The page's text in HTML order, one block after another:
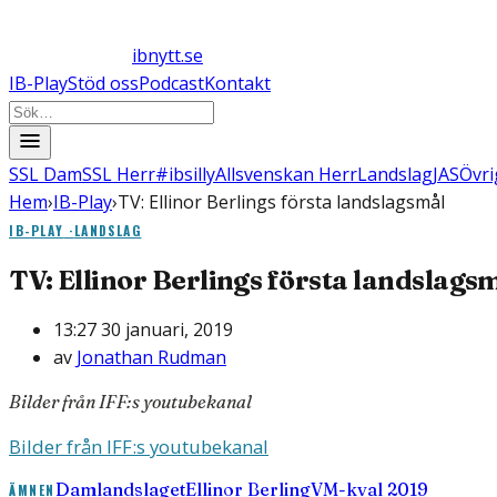
ibnytt.se
IB-PlayStöd ossPodcastKontakt
SSL DamSSL Herr#ibsillyAllsvenskan HerrLandslagJAS
Hem›IB-Play›TV: Ellinor Berlings första landslagsmål
IB-PLAY ·LANDSLAG
TV: Ellinor Berlings första
13:27 30 januari, 2019
av Jonathan Rudman
Bilder från IFF:s youtubekanal
Bilder från IFF:s youtubekanal
ÄMNENDamlandslagetEllinor BerlingVM-kval 2019